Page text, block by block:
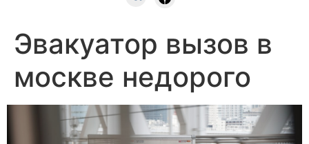
Эвакуатор вызов в
москве недорого